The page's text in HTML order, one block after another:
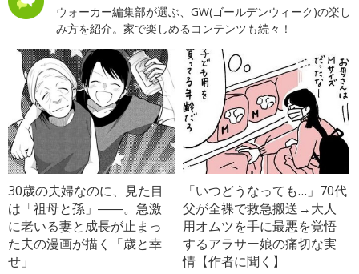
ウォーカー編集部が選ぶ、GW(ゴールデンウィーク)の楽し
み方を紹介。家で楽しめるコンテンツも続々！
30歳の夫婦なのに、見た目
は「祖母と孫」――。急激
に老いる妻と成長が止まっ
た夫の漫画が描く「歳と幸
せ」
「いつどうなっても…」70代
父が全裸で救急搬送→大人
用オムツを手に最悪を覚悟
するアラサー娘の痛切な実
情【作者に聞く】